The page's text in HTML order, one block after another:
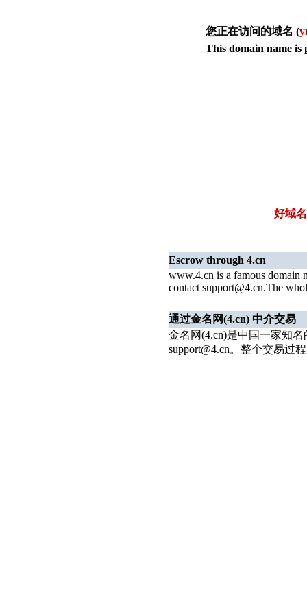
您正在访问的域名 (
This domain name is
好域
Escrow through 4.cn
www.4.cn is a famous domain
contact support@4.cn.The
通过金名网(4.cn) 中介交易
金名网(4.cn)是中国一家知
support@4.cn。整个交易过